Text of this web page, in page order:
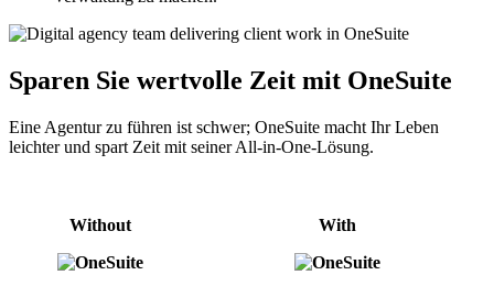
Sparen Sie wertvolle Zeit mit OneSuite
Eine Agentur zu führen ist schwer; OneSuite macht Ihr Leben
leichter und spart Zeit mit seiner All-in-One-Lösung.
Without With